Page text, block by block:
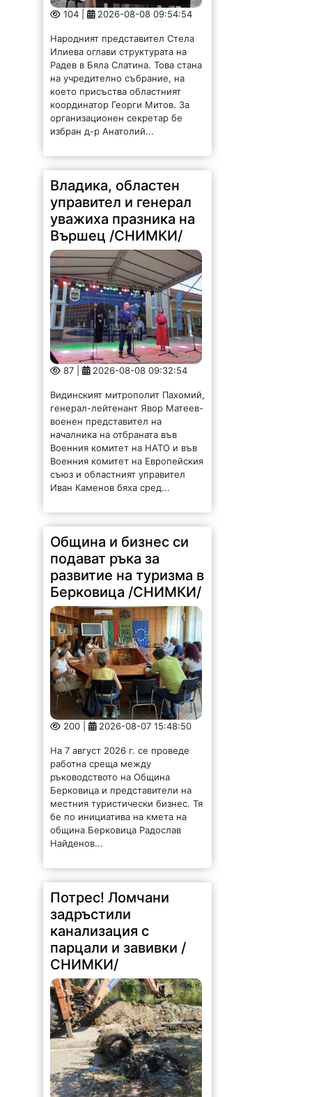
104 | 2026-08-08 09:54:54
Народният представител Стела
Илиева оглави структурата на
Радев в Бяла Слатина. Това стана
на учредително събрание, на
което присъства областният
координатор Георги Митов. За
организационен секретар бе
избран д-р Анатолий...
Владика, областен
управител и генерал
уважиха празника на
Вършец /СНИМКИ/
87 | 2026-08-08 09:32:54
Видинският митрополит Пахомий,
генерал-лейтенант Явор Матеев-
военен представител на
началника на отбраната във
Военния комитет на НАТО и във
Военния комитет на Европейския
съюз и областният управител
Иван Каменов бяха сред...
Община и бизнес си
подават ръка за
развитие на туризма в
Берковица /СНИМКИ/
200 | 2026-08-07 15:48:50
На 7 август 2026 г. се проведе
работна среща между
ръководството на Община
Берковица и представители на
местния туристически бизнес. Тя
бе по инициатива на кмета на
община Берковица Радослав
Найденов...
Потрес! Ломчани
задръстили
канализация с
парцали и завивки /
СНИМКИ/